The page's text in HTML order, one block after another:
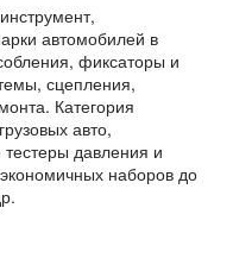
автомобилей в
фиксаторы и
сцепления,
Категория
авто,
давления и
наборов до